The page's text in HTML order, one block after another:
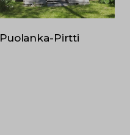
Puolanka-Pirtti